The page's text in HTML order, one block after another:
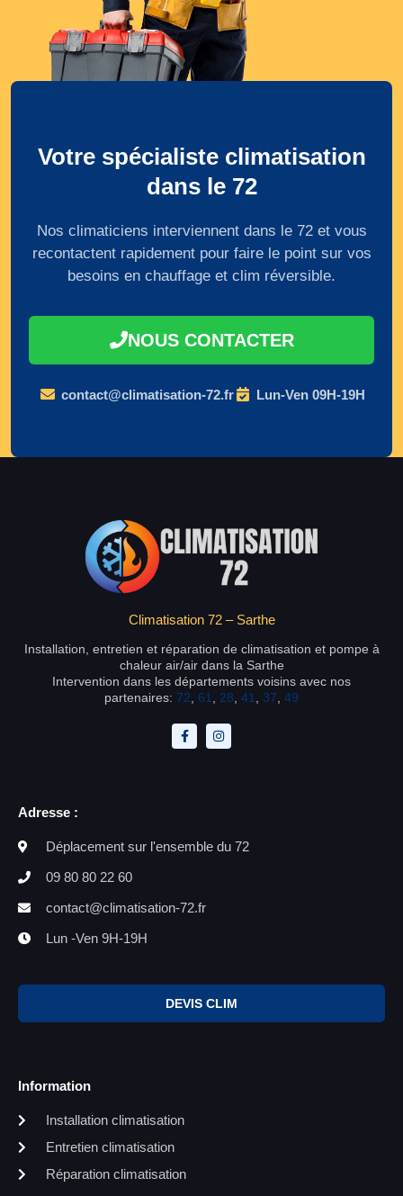
Votre spécialiste climatisation
dans le 72
Nos climaticiens interviennent dans le 72 et vous
recontactent rapidement pour faire le point sur vos
besoins en chauffage et clim réversible.
NOUS CONTACTER
contact@climatisation-72.fr Lun-Ven 09H-19H
Climatisation 72 – Sarthe
Installation, entretien et réparation de climatisation et pompe à
chaleur air/air dans la Sarthe
Intervention dans les départements voisins avec nos
partenaires: 72, 61, 28, 41, 37, 49
Adresse :
Déplacement sur l'ensemble du 72
09 80 80 22 60
contact@climatisation-72.fr
Lun -Ven 9H-19H
DEVIS CLIM
Information
Installation climatisation
Entretien climatisation
Réparation climatisation